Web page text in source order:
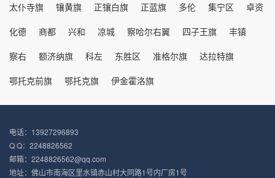
太仆寺旗
镶黄旗 正镶白旗 正蓝旗 多伦 集宁区
卓资
化德
商都 兴和 凉城 察哈尔右翼 四子王旗
丰镇
察右
额济纳旗 科左 东胜区 准格尔旗
达拉特旗
鄂托克前旗
鄂托克旗 伊金霍洛旗
电话：13927296893
Q Q：2248826562
邮箱：2248826562@qq.com
地址：佛山市南海区里水镇赤山村大同路1号内厂房1号